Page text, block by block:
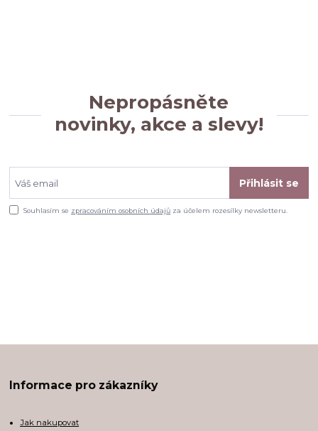
Nepropásněte
novinky, akce a slevy!
Přihlásit se
Souhlasím se zpracováním osobních údajů za účelem rozesílky newsletteru.
Informace pro zákazníky
Jak nakupovat